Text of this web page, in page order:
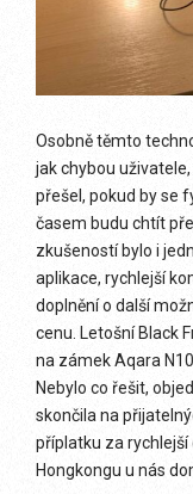
Osobně těmto
jak chybou
přešel, pokud by se
časem budu chtít
zkušeností bylo i
aplikace, rychlejší
doplnění o další
cenu. Letošní Black
na zámek Aqara
Nebylo co řešit,
skončila na
příplatku za rychlejší
Hongkongu u nás